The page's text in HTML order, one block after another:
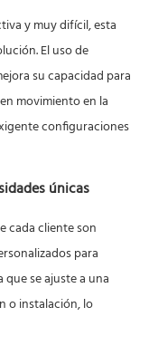
y muy difícil, esta
El uso de
su capacidad para
movimiento en la
configuraciones
únicas
cada cliente son
para
que se ajuste a una
o instalación, lo